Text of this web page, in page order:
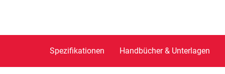
Spezifikationen Handbücher & Unterlagen